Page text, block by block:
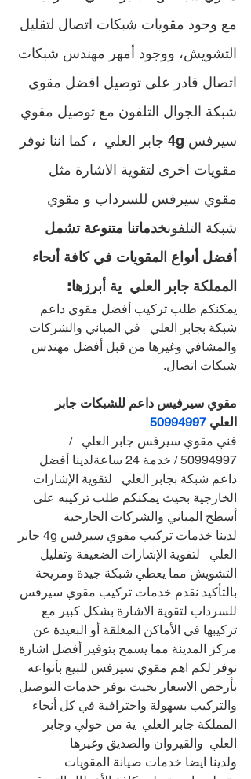
مع وجود مقويات شبكات اتصال لتقليل
التشويش، ووجود أمهر مهندس شبكات
اتصال قادر على توصيل افضل مقوي
شبكة الجوال التلفون مع توصيل مقوي
سيرفس 4g جابر العلي  ، كما اننا نوفر
مقويات اخرى لتقوية الاشارة مثل
مقوي سيرفس للسرداب و مقوي
شبكة التلفونخدماتنا متنوعة تشمل
أفضل أنواع المقويات في كافة أنحاء
المملكة جابر العلي  ية أبرزها:
يمكنكم طلب تركيب أفضل مقوي داعم
شبكة بجابر العلي   في المباني والشركات
والمشافي وغيرها من قبل أفضل مهندس
شبكات اتصال.
مقوي سيرفيس داعم للشبكات جابر
العلي 50994997
فني مقوي سيرفس جابر العلي   /
50994997 / خدمة 24 ساعةلدينا أفضل
داعم شبكة بجابر العلي   لتقوية الإشارات
الخارجية بحيث يمكنكم طلب تركيبه على
أسطح المباني والشركات الخارجية
لدينا خدمات تركيب مقوي سيرفس 4g جابر
العلي   لتقوية الإشارات الضعيفة وتقليل
التشويش مما يعطي شبكة جيدة ومريحة
بالتأكيد نقدم خدمات تركيب مقوي سيرفس
للسرداب لتقوية الاشارة بشكل كبير مع
تركيبها في الأماكن المغلقة أو البعيدة عن
مركز المدينة مما يسمح بتوفير أفضل اشارة
نوفر لكم اهم مقوي سيرفس للبيع بأنواعه
بأرخص الاسعار بحيث نوفر خدمات التوصيل
والتركيب بسهولة واحترافية في كل أنحاء
المملكة جابر العلي  ية من حولي وجابر
العلي  والقيروان والصديق وغيرها
ولدينا ايضا خدمات صيانة المقويات